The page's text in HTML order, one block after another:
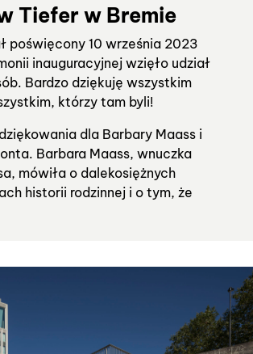
Tiefer w Bremie
poświęcony 10 września 2023
inauguracyjnej wzięło udział
Bardzo dziękuję wszystkim
którzy tam byli!
dla Barbary Maass i
Barbara Maass, wnuczka
mówiła o dalekosiężnych
historii rodzinnej i o tym, że